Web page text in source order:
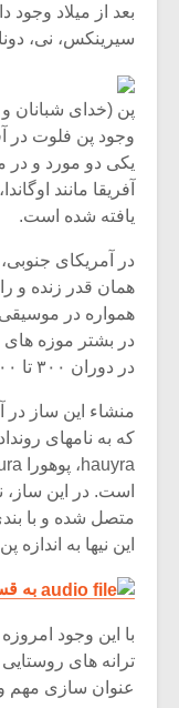
بعد از میلاد وجود
سیرینکس، نی،
پن (خدای شبانان
وجود پن فلوت در
یکی دو مورد و
یافته شده است.
در آمریکای
همان قدر زنده و
همواره در
در بشتر موزه
در دوران ۳۰۰ تا ۱۵۰۰ میلادی روبرو میشویم.
منشاء این ساز در
است. در این
متصل شده و با
این نیها به
به
با این وجود
ترانه های
عنوان سازی مهم